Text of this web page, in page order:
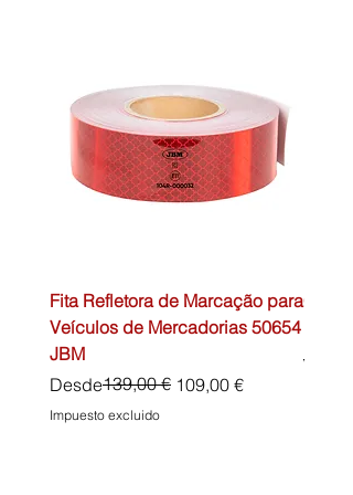
Fita Refletora de Marcação para
Veículos de Mercadorias 50654
JBM
Desde
Precio139,00 € 109,00 €
Precio de oferta
Impuesto excluido
Precio
45,00 €